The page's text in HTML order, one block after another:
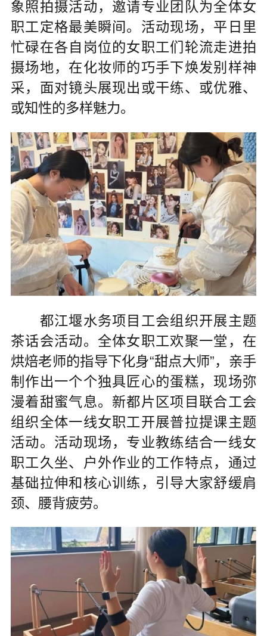
象照拍摄活动，邀请专业团队为全体女
职工定格最美瞬间。活动现场，平日里
忙碌在各自岗位的女职工们轮流走进拍
摄场地，在化妆师的巧手下焕发别样神
采，面对镜头展现出或干练、或优雅、
或知性的多样魅力。
都江堰水务项目工会组织开展主题
茶话会活动。全体女职工欢聚一堂，在
烘焙老师的指导下化身“甜点大师”，亲手
制作出一个个独具匠心的蛋糕，现场弥
漫着甜蜜气息。新都片区项目联合工会
组织全体一线女职工开展普拉提课主题
活动。活动现场，专业教练结合一线女
职工久坐、户外作业的工作特点，通过
基础拉伸和核心训练，引导大家舒缓肩
颈、腰背疲劳。